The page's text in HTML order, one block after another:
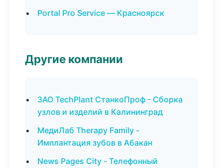
Portal Pro Service — Красноярск
Другие компании
ЗАО TechPlant СтанкоПроф - Сборка
узлов и изделий в Калининград
МедиЛаб Therapy Family -
Имплантация зубов в Абакан
News Pages City - Телефонный